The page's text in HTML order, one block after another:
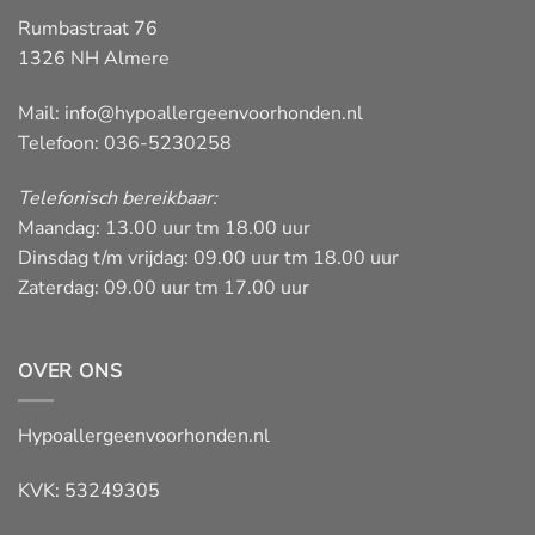
Rumbastraat 76
1326 NH Almere
Mail: info@hypoallergeenvoorhonden.nl
Telefoon: 036-5230258
Telefonisch bereikbaar:
Maandag: 13.00 uur tm 18.00 uur
Dinsdag t/m vrijdag: 09.00 uur tm 18.00 uur
Zaterdag: 09.00 uur tm 17.00 uur
OVER ONS
Hypoallergeenvoorhonden.nl
KVK: 53249305